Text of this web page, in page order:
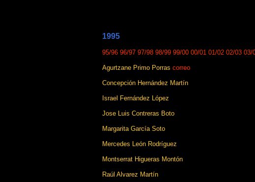
1995
95/96 96/97 97/98 98/99 99/00 00/01 01/02 02/03 03/
Agurtzane Primo Porras correo
Concepción Hernández Martín
Israel Fernández López
Jose Luis Contreras Boto
Margarita García Soto
Mercedes León Rodríguez
Montserrat Higueras Montón
Raúl Alvarez Martín